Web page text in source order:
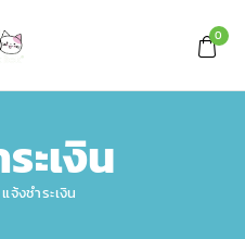
0
ะเงิน
แจ้งชำระเงิน